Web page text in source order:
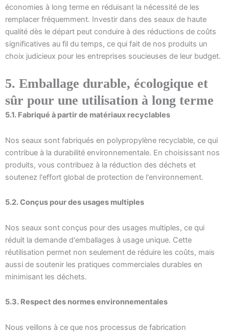
économies à long terme en réduisant la nécessité de les
remplacer fréquemment. Investir dans des seaux de haute
qualité dès le départ peut conduire à des réductions de coûts
significatives au fil du temps, ce qui fait de nos produits un
choix judicieux pour les entreprises soucieuses de leur budget.
5. Emballage durable, écologique et
sûr pour une utilisation à long terme
5.1. Fabriqué à partir de matériaux recyclables
Nos seaux sont fabriqués en polypropylène recyclable, ce qui
contribue à la durabilité environnementale. En choisissant nos
produits, vous contribuez à la réduction des déchets et
soutenez l'effort global de protection de l'environnement.
5.2. Conçus pour des usages multiples
Nos seaux sont conçus pour des usages multiples, ce qui
réduit la demande d'emballages à usage unique. Cette
réutilisation permet non seulement de réduire les coûts, mais
aussi de soutenir les pratiques commerciales durables en
minimisant les déchets.
5.3. Respect des normes environnementales
Nous veillons à ce que nos processus de fabrication